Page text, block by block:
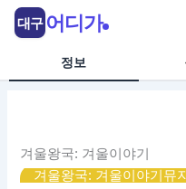
정보
겨울왕국: 겨울이야기
겨울왕국: 겨울이야기 뮤
대구 어디가